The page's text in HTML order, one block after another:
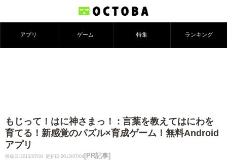
アプリ ゲーム 特集 ランキング
もじって！はに神さまっ！ : 言葉を教えてはにわを
育てる！新感覚のパズル×育成ゲーム！無料Android
アプリ
投稿日:2013/07/04 更新日:2013/07/04 [PR記事]